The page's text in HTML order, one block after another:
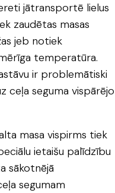
jātransportē lielus
zaudētas masas
jeb notiek
temperatūra.
ir problemātiski
ceļa seguma vispārējo
masa vispirms tiek
ietaišu palīdzību
sākotnējā
segumam